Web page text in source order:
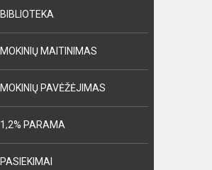
BIBLIOTEKA
MOKINIŲ MAITINIMAS
MOKINIŲ PAVĖŽĖJIMAS
1,2% PARAMA
PASIEKIMAI